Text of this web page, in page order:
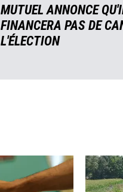
MUTUEL ANNONCE
FINANCERA PAS DE
L'ÉLECTION
Image